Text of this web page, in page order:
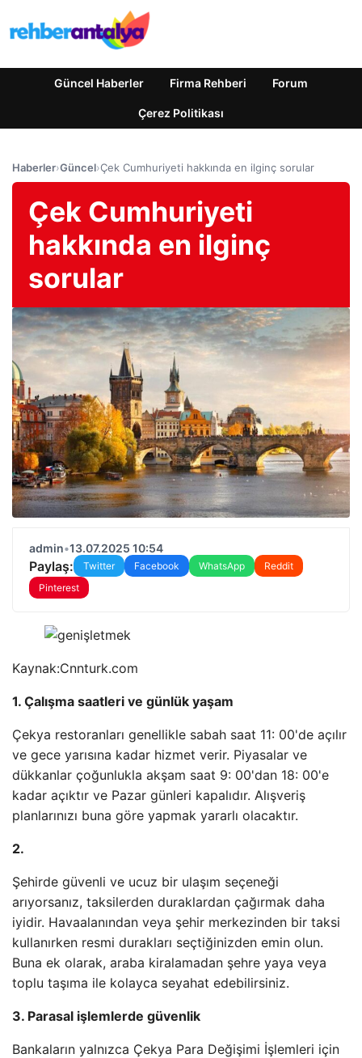
Güncel Haberler Firma Rehberi Forum
Çerez Politikası
Haberler›Güncel›Çek Cumhuriyeti hakkında en ilginç sorular
Çek Cumhuriyeti
hakkında en ilginç
sorular
admin•13.07.2025 10:54
Paylaş: Twitter Facebook WhatsApp
Reddit
Pinterest
Kaynak:Cnnturk.com
1. Çalışma saatleri ve günlük yaşam
Çekya restoranları genellikle sabah saat 11: 00'de açılır
ve gece yarısına kadar hizmet verir. Piyasalar ve
dükkanlar çoğunlukla akşam saat 9: 00'dan 18: 00'e
kadar açıktır ve Pazar günleri kapalıdır. Alışveriş
planlarınızı buna göre yapmak yararlı olacaktır.
2.
Şehirde güvenli ve ucuz bir ulaşım seçeneği
arıyorsanız, taksilerden duraklardan çağırmak daha
iyidir. Havaalanından veya şehir merkezinden bir taksi
kullanırken resmi durakları seçtiğinizden emin olun.
Buna ek olarak, araba kiralamadan şehre yaya veya
toplu taşıma ile kolayca seyahat edebilirsiniz.
3. Parasal işlemlerde güvenlik
Bankaların yalnızca Çekya Para Değişimi İşlemleri için